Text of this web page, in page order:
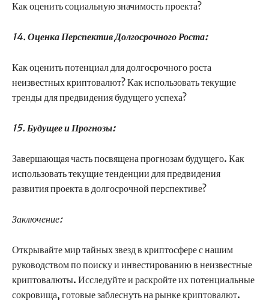
Как оценить социальную значимость проекта?
14. Оценка Перспектив Долгосрочного Роста:
Как оценить потенциал для долгосрочного роста
неизвестных криптовалют? Как использовать текущие
тренды для предвидения будущего успеха?
15. Будущее и Прогнозы:
Завершающая часть посвящена прогнозам будущего. Как
использовать текущие тенденции для предвидения
развития проекта в долгосрочной перспективе?
Заключение:
Открывайте мир тайных звезд в криптосфере с нашим
руководством по поиску и инвестированию в неизвестные
криптовалюты. Исследуйте и раскройте их потенциальные
сокровища, готовые заблеснуть на рынке криптовалют.